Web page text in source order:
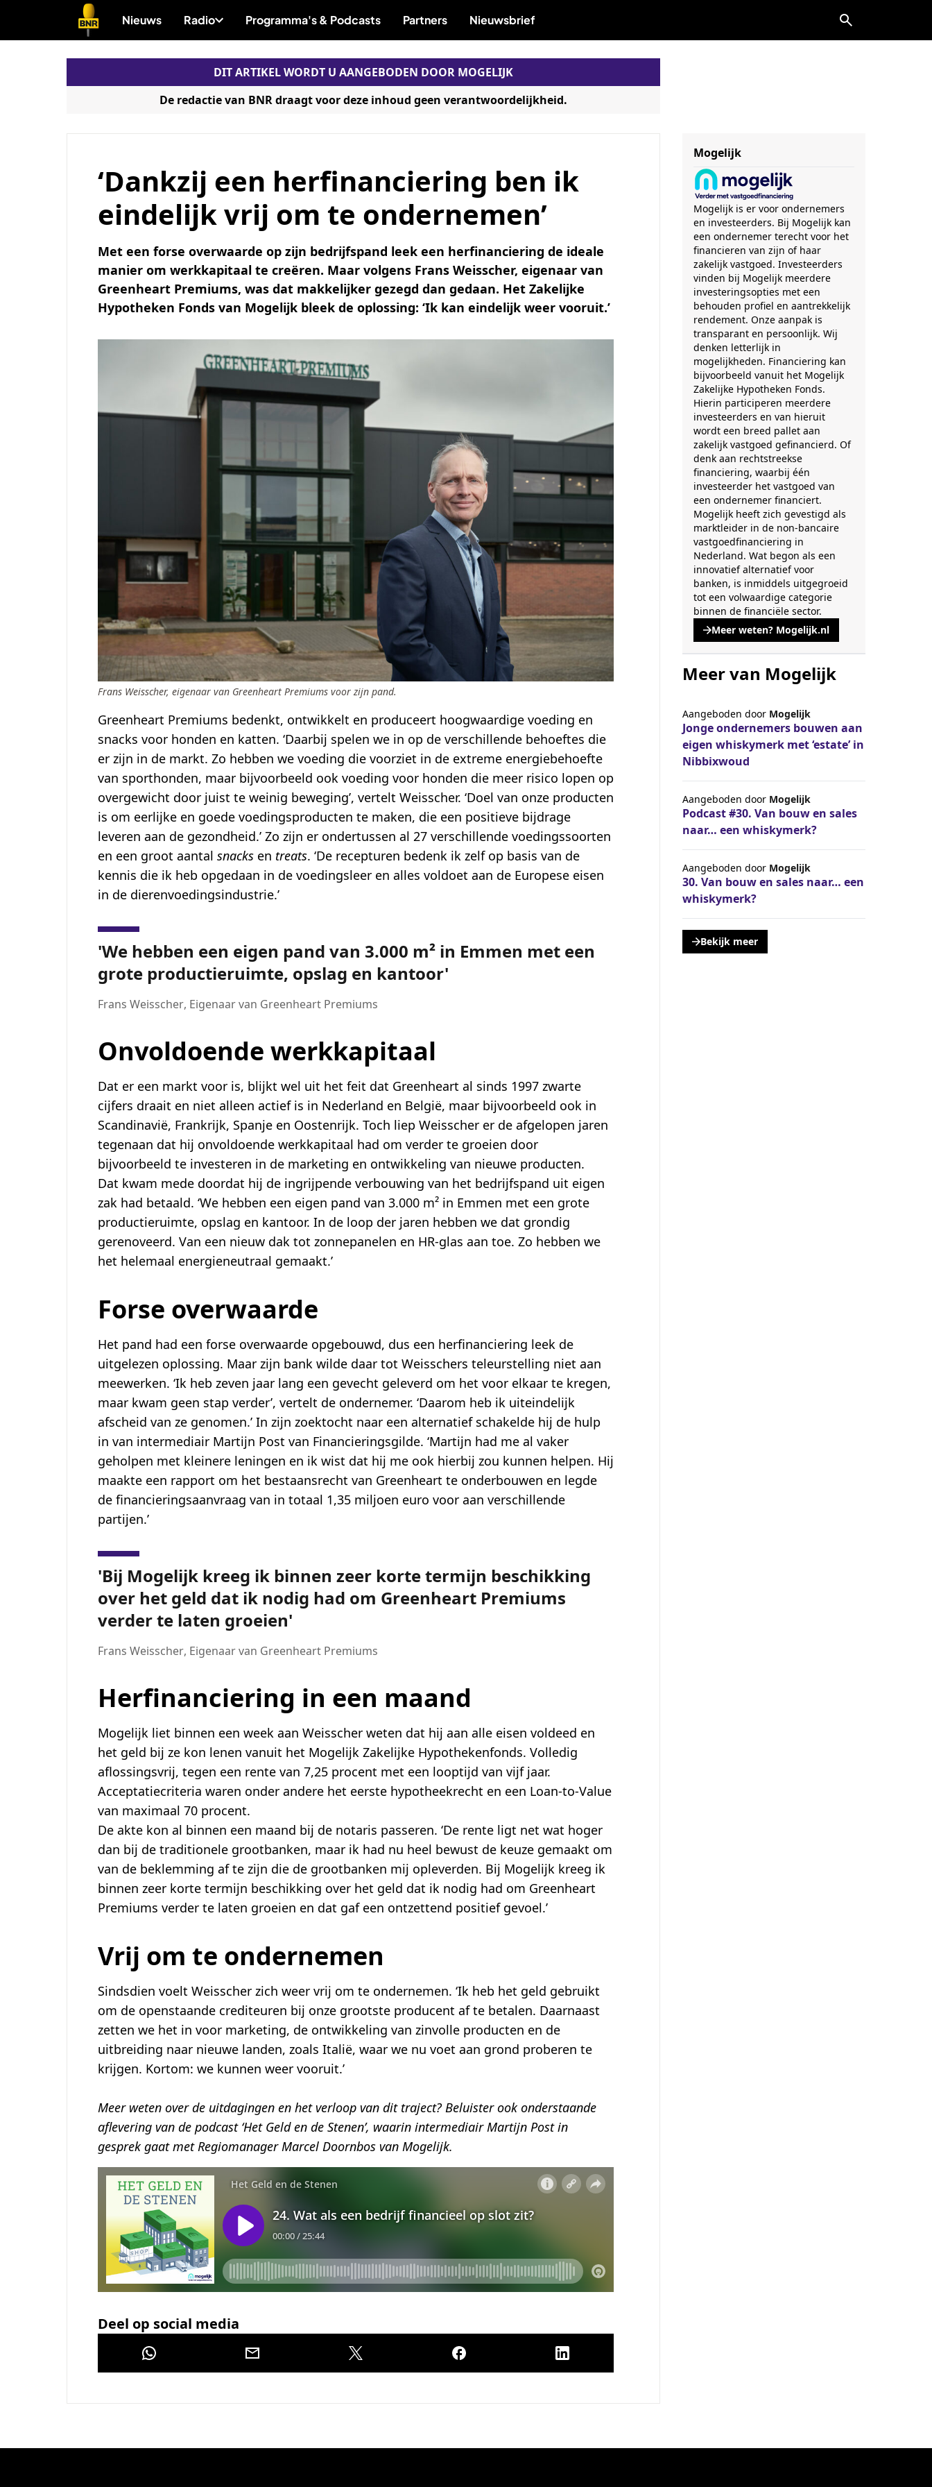
naar
content
Nieuws Radio Programma's & Podcasts Partners Nieuwsbrief
DIT ARTIKEL WORDT U AANGEBODEN DOOR MOGELIJK
De redactie van BNR draagt voor deze inhoud geen verantwoordelijkheid.
‘Dankzij een herfinanciering ben ik
eindelijk vrij om te ondernemen’
Met een forse overwaarde op zijn bedrijfspand leek een herfinanciering de ideale
manier om werkkapitaal te creëren. Maar volgens Frans Weisscher, eigenaar van
Greenheart Premiums, was dat makkelijker gezegd dan gedaan. Het Zakelijke
Hypotheken Fonds van Mogelijk bleek de oplossing: ‘Ik kan eindelijk weer vooruit.’
Frans Weisscher, eigenaar van Greenheart Premiums voor zijn pand.
Greenheart Premiums bedenkt, ontwikkelt en produceert hoogwaardige voeding en
snacks voor honden en katten. ‘Daarbij spelen we in op de verschillende behoeftes die
er zijn in de markt. Zo hebben we voeding die voorziet in de extreme energiebehoefte
van sporthonden, maar bijvoorbeeld ook voeding voor honden die meer risico lopen op
overgewicht door juist te weinig beweging’, vertelt Weisscher. ‘Doel van onze producten
is om eerlijke en goede voedingsproducten te maken, die een positieve bijdrage
leveren aan de gezondheid.’ Zo zijn er ondertussen al 27 verschillende voedingssoorten
en een groot aantal snacks en treats. ‘De recepturen bedenk ik zelf op basis van de
kennis die ik heb opgedaan in de voedingsleer en alles voldoet aan de Europese eisen
in de dierenvoedingsindustrie.’
We hebben een eigen pand van 3.000 m² in Emmen met een
grote productieruimte, opslag en kantoor
Frans Weisscher, Eigenaar van Greenheart Premiums
Onvoldoende werkkapitaal
Dat er een markt voor is, blijkt wel uit het feit dat Greenheart al sinds 1997 zwarte
cijfers draait en niet alleen actief is in Nederland en België, maar bijvoorbeeld ook in
Scandinavië, Frankrijk, Spanje en Oostenrijk. Toch liep Weisscher er de afgelopen jaren
tegenaan dat hij onvoldoende werkkapitaal had om verder te groeien door
bijvoorbeeld te investeren in de marketing en ontwikkeling van nieuwe producten.
Dat kwam mede doordat hij de ingrijpende verbouwing van het bedrijfspand uit eigen
zak had betaald. ‘We hebben een eigen pand van 3.000 m² in Emmen met een grote
productieruimte, opslag en kantoor. In de loop der jaren hebben we dat grondig
gerenoveerd. Van een nieuw dak tot zonnepanelen en HR-glas aan toe. Zo hebben we
het helemaal energieneutraal gemaakt.’
Forse overwaarde
Het pand had een forse overwaarde opgebouwd, dus een herfinanciering leek de
uitgelezen oplossing. Maar zijn bank wilde daar tot Weisschers teleurstelling niet aan
meewerken. ‘Ik heb zeven jaar lang een gevecht geleverd om het voor elkaar te kregen,
maar kwam geen stap verder’, vertelt de ondernemer. ‘Daarom heb ik uiteindelijk
afscheid van ze genomen.’ In zijn zoektocht naar een alternatief schakelde hij de hulp
in van intermediair Martijn Post van Financieringsgilde. ‘Martijn had me al vaker
geholpen met kleinere leningen en ik wist dat hij me ook hierbij zou kunnen helpen. Hij
maakte een rapport om het bestaansrecht van Greenheart te onderbouwen en legde
de financieringsaanvraag van in totaal 1,35 miljoen euro voor aan verschillende
partijen.’
Bij Mogelijk kreeg ik binnen zeer korte termijn beschikking
over het geld dat ik nodig had om Greenheart Premiums
verder te laten groeien
Frans Weisscher, Eigenaar van Greenheart Premiums
Herfinanciering in een maand
Mogelijk liet binnen een week aan Weisscher weten dat hij aan alle eisen voldeed en
het geld bij ze kon lenen vanuit het Mogelijk Zakelijke Hypothekenfonds. Volledig
aflossingsvrij, tegen een rente van 7,25 procent met een looptijd van vijf jaar.
Acceptatiecriteria waren onder andere het eerste hypotheekrecht en een Loan-to-Value
van maximaal 70 procent.
De akte kon al binnen een maand bij de notaris passeren. ‘De rente ligt net wat hoger
dan bij de traditionele grootbanken, maar ik had nu heel bewust de keuze gemaakt om
van de beklemming af te zijn die de grootbanken mij opleverden. Bij Mogelijk kreeg ik
binnen zeer korte termijn beschikking over het geld dat ik nodig had om Greenheart
Premiums verder te laten groeien en dat gaf een ontzettend positief gevoel.’
Vrij om te ondernemen
Sindsdien voelt Weisscher zich weer vrij om te ondernemen. ‘Ik heb het geld gebruikt
om de openstaande crediteuren bij onze grootste producent af te betalen. Daarnaast
zetten we het in voor marketing, de ontwikkeling van zinvolle producten en de
uitbreiding naar nieuwe landen, zoals Italië, waar we nu voet aan grond proberen te
krijgen. Kortom: we kunnen weer vooruit.’
Meer weten over de uitdagingen en het verloop van dit traject? Beluister ook onderstaande
aflevering van de podcast ‘Het Geld en de Stenen’, waarin intermediair Martijn Post in
gesprek gaat met Regiomanager Marcel Doornbos van Mogelijk.
Deel op social media
Mogelijk
Mogelijk is er voor ondernemers
en investeerders. Bij Mogelijk kan
een ondernemer terecht voor het
financieren van zijn of haar
zakelijk vastgoed. Investeerders
vinden bij Mogelijk meerdere
investeringsopties met een
behouden profiel en aantrekkelijk
rendement. Onze aanpak is
transparant en persoonlijk. Wij
denken letterlijk in
mogelijkheden. Financiering kan
bijvoorbeeld vanuit het Mogelijk
Zakelijke Hypotheken Fonds.
Hierin participeren meerdere
investeerders en van hieruit
wordt een breed pallet aan
zakelijk vastgoed gefinancierd. Of
denk aan rechtstreekse
financiering, waarbij één
investeerder het vastgoed van
een ondernemer financiert.
Mogelijk heeft zich gevestigd als
marktleider in de non-bancaire
vastgoedfinanciering in
Nederland. Wat begon als een
innovatief alternatief voor
banken, is inmiddels uitgegroeid
tot een volwaardige categorie
binnen de financiële sector.
Meer weten? Mogelijk.nl
, opent een nieuwe tabblad
Meer van Mogelijk
Jonge ondernemers bouwen aan
eigen whiskymerk met ‘estate’ in
Nibbixwoud
Aangeboden door Mogelijk
Podcast #30. Van bouw en sales
naar… een whiskymerk?
Aangeboden door Mogelijk
30. Van bouw en sales naar… een
whiskymerk?
Aangeboden door Mogelijk
Bekijk meer
, opent een nieuwe tabblad